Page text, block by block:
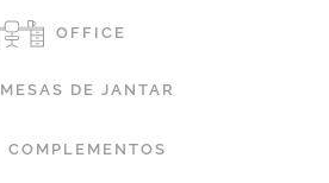
OFFICE
MESAS DE JANTAR
COMPLEMENTOS